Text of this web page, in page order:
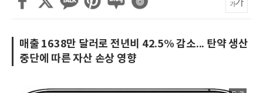
매출 1638만 달러로 전년비 42.5% 감소... 탄약 생산
중단에 따른 자산 손상 영향